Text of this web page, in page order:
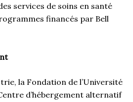
services de soins en santé
financés par Bell
la Fondation de l’Université
d’hébergement alternatif